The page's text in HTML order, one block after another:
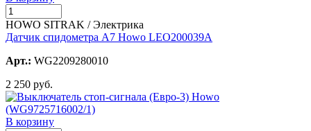
HOWO SITRAK / Электрика
Датчик спидометра A7 Howo LEO200039A
Арт.: WG2209280010
2 250 руб.
В корзину